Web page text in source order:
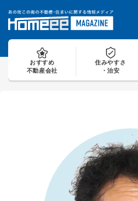
おすすめ
不動産会社
住みやすさ
・治安